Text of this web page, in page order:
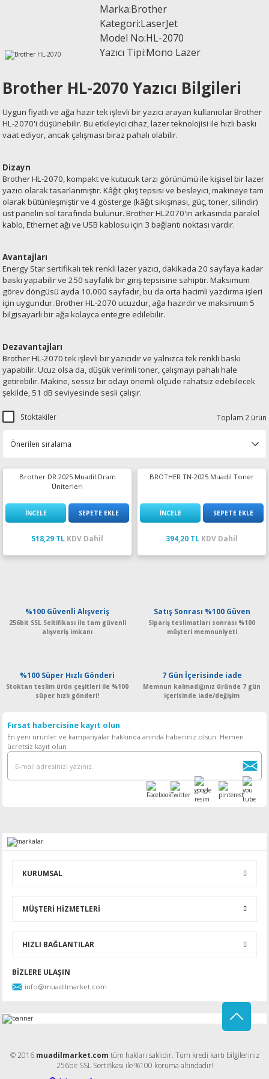
Marka:Brother
Kategori:LaserJet
Model No:HL-2070
Yazıcı Tipi:Mono Lazer
Brother HL-2070 Yazıcı Bilgileri
Uygun fiyatlı ve ağa hazır tek işlevli bir yazıcı arayan kullanıcılar Brother
HL-2070'i düşünebilir. Bu etkileyici cihaz, lazer teknolojisi ile hızlı baskı
vaat ediyor, ancak çalışması biraz pahalı olabilir.
Dizayn
Brother HL-2070, kompakt ve kutucuk tarzı görünümü ile kişisel bir lazer
yazıcı olarak tasarlanmıştır. Kâğıt çıkış tepsisi ve besleyici, makineye tam
olarak bütünleşmiştir ve 4 gösterge (kâğıt sıkışması, güç, toner, silindir)
üst panelin sol tarafında bulunur. Brother HL2070'in arkasında paralel
kablo, Ethernet ağı ve USB kablosu için 3 bağlantı noktası vardır.
Avantajları
Energy Star sertifikalı tek renkli lazer yazıcı, dakikada 20 sayfaya kadar
baskı yapabilir ve 250 sayfalık bir giriş tepsisine sahiptir. Maksimum
görev döngüsü ayda 10.000 sayfadır, bu da orta hacimli yazdırma işleri
için uygundur. Brother HL-2070 ucuzdur, ağa hazırdır ve maksimum 5
bilgisayarlı bir ağa kolayca entegre edilebilir.
Dezavantajları
Brother HL-2070 tek işlevli bir yazıcıdır ve yalnızca tek renkli baskı
yapabilir. Ucuz olsa da, düşük verimli toner, çalışmayı pahalı hale
getirebilir. Makine, sessiz bir odayı önemli ölçüde rahatsız edebilecek
şekilde, 51 dB seviyesinde sesli çalışır.
Stoktakiler Toplam 2 ürün
Brother DR 2025 Muadil Dram
Üniterleri
İNCELE SEPETE EKLE
518,29 TL KDV Dahil
BROTHER TN-2025 Muadil Toner
İNCELE SEPETE EKLE
394,20 TL KDV Dahil
%100 Güvenli Alışveriş
256bit SSL Seltifikası ile tam güvenli
alışveriş imkanı
Satış Sonrası %100 Güven
Sipariş teslimatları sonrası %100
müşteri memnuniyeti
%100 Süper Hızlı Gönderi
Stoktan teslim ürün çeşitleri ile %100
süper hızlı gönderi!
7 Gün İçerisinde iade
Memnun kalmadığınız üründe 7 gün
içerisinde iade/değişim
Fırsat habercisine kayıt olun
En yeni ürünler ve kampanyalar hakkında anında haberiniz olsun. Hemen
ücretsiz kayıt olun
KURUMSAL
MÜŞTERİ HİZMETLERİ
HIZLI BAĞLANTILAR
BİZLERE ULAŞIN
info@muadilmarket.com
© 2016 muadilmarket.com tüm hakları saklıdır. Tüm kredi kartı bilgileriniz
256bit SSL Sertifikası ile %100 koruma altındadır!